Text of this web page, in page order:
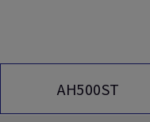
AH500ST